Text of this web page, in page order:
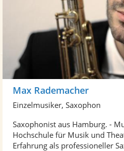
Max Rademacher
Einzelmusiker, Saxophon
Saxophonist aus Hamburg. -
Hochschule für Musik und
Erfahrung als professioneller